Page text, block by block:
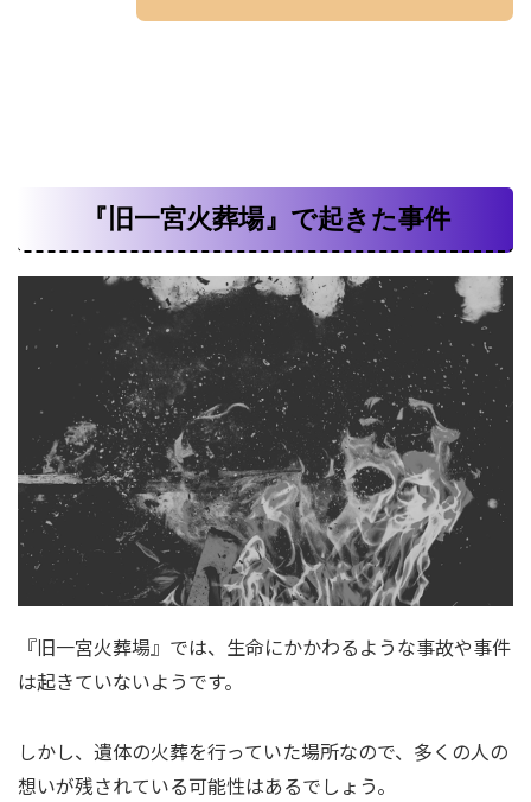
『旧一宮火葬場』で起きた事件
『旧一宮火葬場』では、生命にかかわるような事故や事件
は起きていないようです。
しかし、遺体の火葬を行っていた場所なので、多くの人の
想いが残されている可能性はあるでしょう。